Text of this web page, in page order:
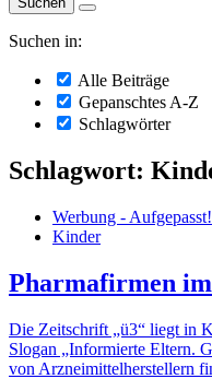
Suchen in:
Alle Beiträge
Gepanschtes A-Z
Schlagwörter
Schlagwort:
Werbung - Aufgepasst!
Kinder
Pharmafirmen
Die Zeitschrift „ü3“ liegt in
Slogan „Informierte Eltern.
von Arzneimittelherstellern